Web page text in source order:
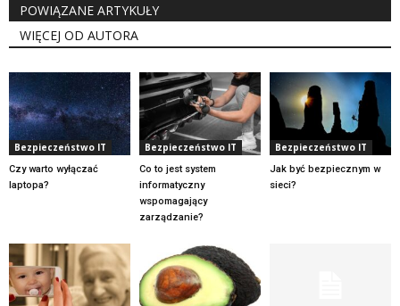
POWIĄZANE ARTYKUŁY
WIĘCEJ OD AUTORA
Bezpieczeństwo IT
Czy warto wyłączać
laptopa?
Bezpieczeństwo IT
Co to jest system
informatyczny
wspomagający
zarządzanie?
Bezpieczeństwo IT
Jak być bezpiecznym w
sieci?